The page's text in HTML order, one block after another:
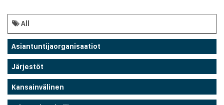
All
Asiantuntijaorganisaatiot
Järjestöt
Kansainvälinen